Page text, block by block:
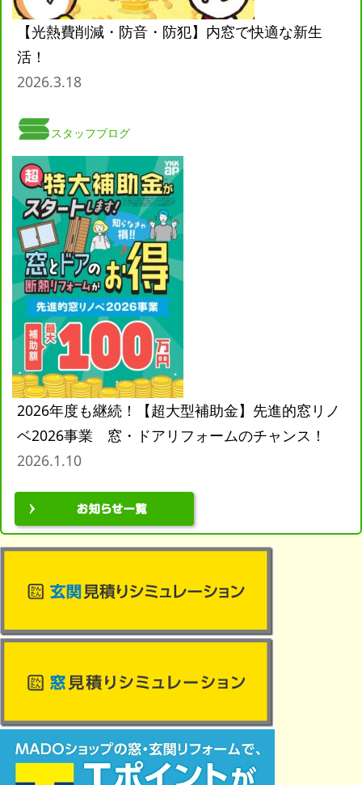
【光熱費削減・防音・防犯】内窓で快適な新生
活！
2026.3.18
スタッフブログ
2026年度も継続！【超大型補助金】先進的窓リノ
ベ2026事業 窓・ドアリフォームのチャンス！
2026.1.10